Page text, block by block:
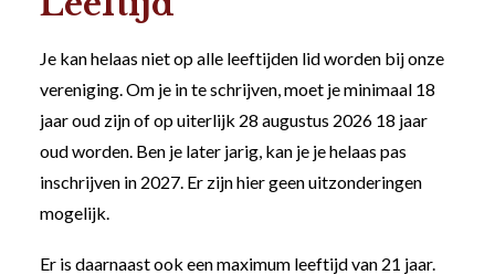
Je kan helaas niet op alle leeftijden lid worden bij onze
vereniging. Om je in te schrijven, moet je minimaal 18
jaar oud zijn of op uiterlijk 28 augustus 2026 18 jaar
oud worden. Ben je later jarig, kan je je helaas pas
inschrijven in 2027. Er zijn hier geen uitzonderingen
mogelijk.
Er is daarnaast ook een maximum leeftijd van 21 jaar.